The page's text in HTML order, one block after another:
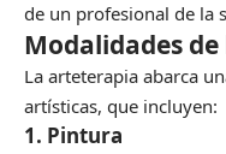
de un profesional de la
Modalidades
La arteterapia abarca
artísticas, que incluyen:
1. Pintura